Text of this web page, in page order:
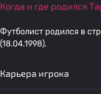
Когда и где родился
Футболист родился в
(18.04.1998).
Карьера игрока